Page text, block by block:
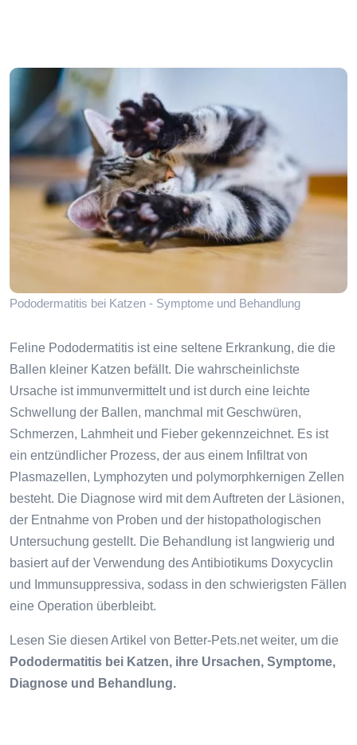
Pododermatitis bei Katzen - Symptome und Behandlung
Feline Pododermatitis ist eine seltene Erkrankung, die die
Ballen kleiner Katzen befällt. Die wahrscheinlichste
Ursache ist immunvermittelt und ist durch eine leichte
Schwellung der Ballen, manchmal mit Geschwüren,
Schmerzen, Lahmheit und Fieber gekennzeichnet. Es ist
ein entzündlicher Prozess, der aus einem Infiltrat von
Plasmazellen, Lymphozyten und polymorphkernigen Zellen
besteht. Die Diagnose wird mit dem Auftreten der Läsionen,
der Entnahme von Proben und der histopathologischen
Untersuchung gestellt. Die Behandlung ist langwierig und
basiert auf der Verwendung des Antibiotikums Doxycyclin
und Immunsuppressiva, sodass in den schwierigsten Fällen
eine Operation überbleibt.
Lesen Sie diesen Artikel von Better-Pets.net weiter, um die
Pododermatitis bei Katzen, ihre Ursachen, Symptome,
Diagnose und Behandlung.